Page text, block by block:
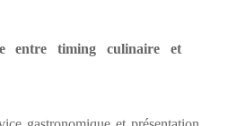
entre timing culinaire et